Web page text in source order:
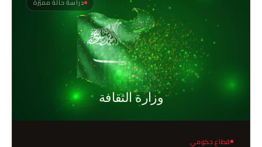
قطاع حكومي
وزارة الثقافة